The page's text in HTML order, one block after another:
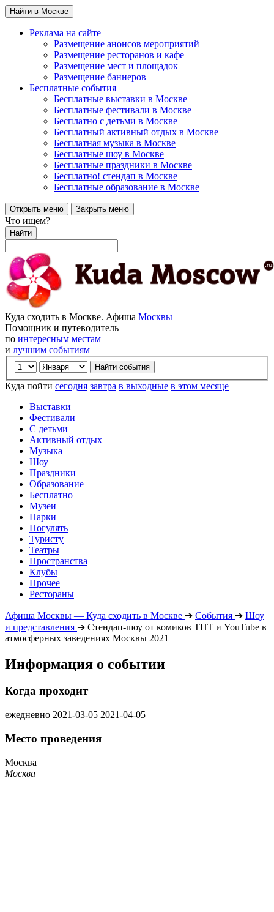
Найти в Москве
Реклама на сайте
Размещение анонсов мероприятий
Размещение ресторанов и кафе
Размещение мест и площадок
Размещение баннеров
Бесплатные события
Бесплатные выставки в Москве
Бесплатные фестивали в Москве
Бесплатно с детьми в Москве
Бесплатный активный отдых в Москве
Бесплатная музыка в Москве
Бесплатные шоу в Москве
Бесплатные праздники в Москве
Бесплатно! стендап в Москве
Бесплатные образование в Москве
Открыть меню Закрыть меню
Что ищем?
Найти
Куда сходить в Москве. Афиша Москвы
Помощник и путеводитель
по интересным местам
и лучшим событиям
Куда пойти сегодня завтра в выходные в этом месяце
Выставки
Фестивали
С детьми
Активный отдых
Музыка
Шоу
Праздники
Образование
Бесплатно
Музеи
Парки
Погулять
Туристу
Театры
Пространства
Клубы
Прочее
Рестораны
Афиша Москвы — Куда сходить в Москве ➔ События ➔ Шоу
и представления ➔ Стендап-шоу от комиков ТНТ и YouTube в
атмосферных заведениях Москвы 2021
Информация о событии
Когда проходит
ежедневно 2021-03-05 2021-04-05
Место проведения
Москва
Москва